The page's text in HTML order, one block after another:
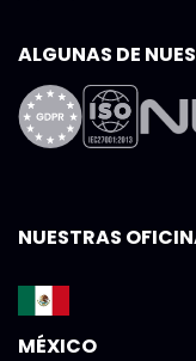
ALGUNAS DE
NUESTRAS
MÉXICO